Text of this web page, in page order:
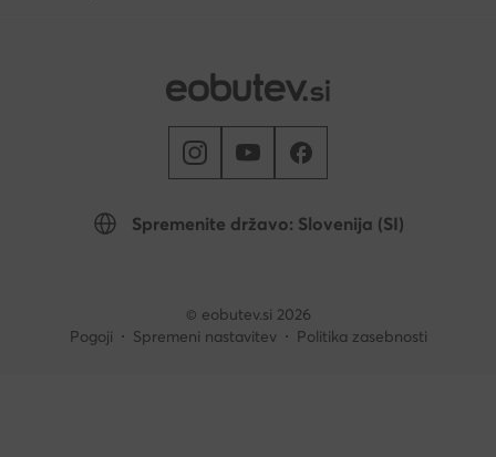
Spremenite državo: Slovenija (SI)
© eobutev.si 2026
Pogoji
Spremeni nastavitev Politika zasebnosti